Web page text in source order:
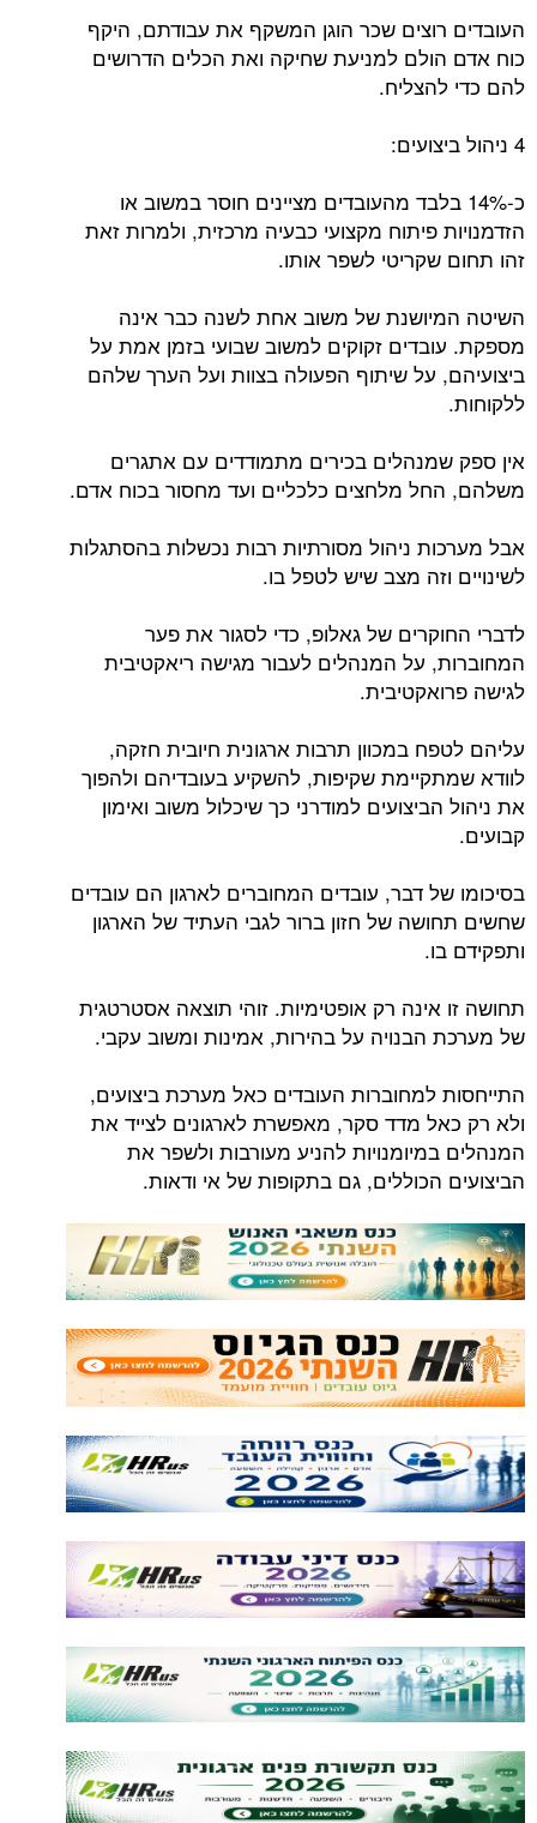
העובדים רוצים שכר הוגן המשקף את עבודתם, היקף
כוח אדם הולם למניעת שחיקה ואת הכלים הדרושים
להם כדי להצליח.
4 ניהול ביצועים:
כ-14% בלבד מהעובדים מציינים חוסר במשוב או
הזדמנויות פיתוח מקצועי כבעיה מרכזית, ולמרות זאת
זהו תחום שקריטי לשפר אותו.
השיטה המיושנת של משוב אחת לשנה כבר אינה
מספקת. עובדים זקוקים למשוב שבועי בזמן אמת על
ביצועיהם, על שיתוף הפעולה בצוות ועל הערך שלהם
ללקוחות.
אין ספק שמנהלים בכירים מתמודדים עם אתגרים
משלהם, החל מלחצים כלכליים ועד מחסור בכוח אדם.
אבל מערכות ניהול מסורתיות רבות נכשלות בהסתגלות
לשינויים וזה מצב שיש לטפל בו.
לדברי החוקרים של גאלופ, כדי לסגור את פער
המחוברות, על המנהלים לעבור מגישה ריאקטיבית
לגישה פרואקטיבית.
עליהם לטפח במכוון תרבות ארגונית חיובית חזקה,
לוודא שמתקיימת שקיפות, להשקיע בעובדיהם ולהפוך
את ניהול הביצועים למודרני כך שיכלול משוב ואימון
קבועים.
בסיכומו של דבר, עובדים המחוברים לארגון הם עובדים
שחשים תחושה של חזון ברור לגבי העתיד של הארגון
ותפקידם בו.
תחושה זו אינה רק אופטימיות. זוהי תוצאה אסטרטגית
של מערכת הבנויה על בהירות, אמינות ומשוב עקבי.
התייחסות למחוברות העובדים כאל מערכת ביצועים,
ולא רק כאל מדד סקר, מאפשרת לארגונים לצייד את
המנהלים במיומנויות להניע מעורבות ולשפר את
הביצועים הכוללים, גם בתקופות של אי ודאות.